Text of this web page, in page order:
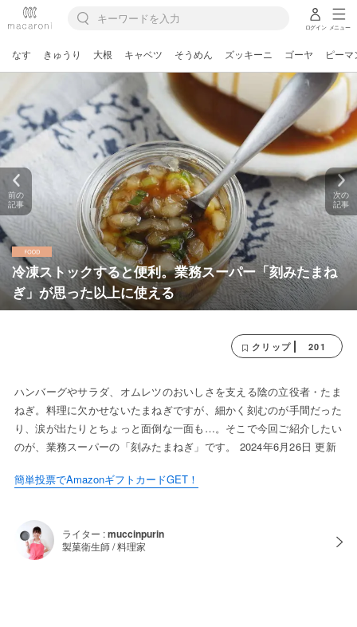
ログイン メニュー
なす きゅうり 大根 キャベツ そうめん ズッキーニ ゴーヤ ピーマ
冷凍ストックすると便利。業務スーパー「刻みたまね
ぎ」が思った以上に使える
前の
記事
次の
記事
クリップ 201
ハンバーグやサラダ、オムレツのおいしさを支える陰の立役者・たま
ねぎ。料理に欠かせないたまねぎですが、細かく刻むのが手間だった
り、涙が出たりとちょっと面倒な一面も…。そこで今回ご紹介したい
のが、業務スーパーの「刻みたまねぎ」です。 2024年6月26日 更新
簡単投票でAmazonギフトカードGET！
ライター :muccinpurin
製菓衛生師 / 料理家